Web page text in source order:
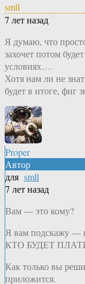
smll
7 лет назад
Я думаю, что
захочет потом
условиях….
Хотя нам ли не
будет в итоге, фиг
Proper
Автор
для smll
7 лет назад
Вам — это кому?
Я вам подскажу —
КТО БУДЕТ
Как только вы
приложится.